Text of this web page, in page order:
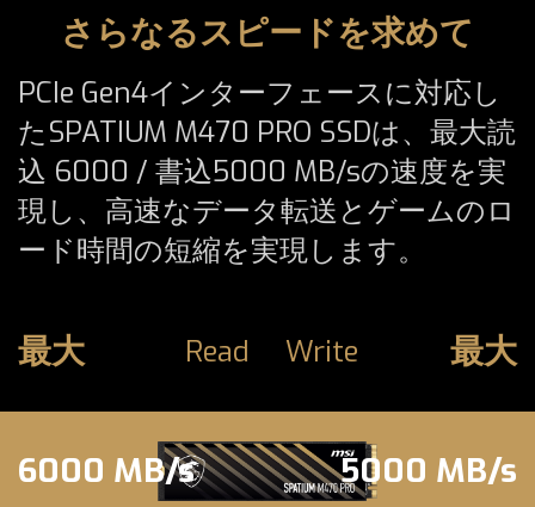
さらなるスピードを求めて
PCIe Gen4インターフェースに対応し
たSPATIUM M470 PRO SSDは、最大読
込 6000 / 書込5000 MB/sの速度を実
現し、高速なデータ転送とゲームのロ
ード時間の短縮を実現します。
最大 Read Write 最大
6000 MB/s 5000 MB/s